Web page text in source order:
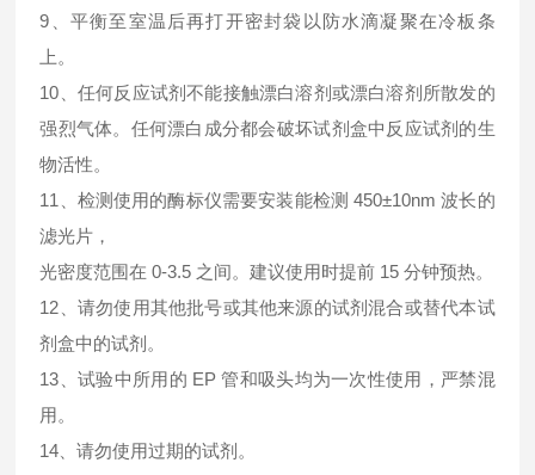
9、平衡至室温后再打开密封袋以防水滴凝聚在冷板条
上。
10、任何反应试剂不能接触漂白溶剂或漂白溶剂所散发的
强烈气体。任何漂白成分都会破坏试剂盒中反应试剂的生
物活性。
11、检测使用的酶标仪需要安装能检测 450±10nm 波长的
滤光片，
光密度范围在 0-3.5 之间。建议使用时提前 15 分钟预热。
12、请勿使用其他批号或其他来源的试剂混合或替代本试
剂盒中的试剂。
13、试验中所用的 EP 管和吸头均为一次性使用，严禁混
用。
14、请勿使用过期的试剂。